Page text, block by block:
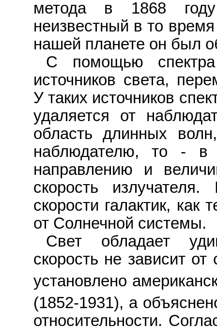
метода в 1868
неизвестный в то
нашей планете он был
С помощью
источников света,
У таких источников
удаляется от
область длинных
наблюдателю, то - в
направлению и
скорость
скорости галактик,
от Солнечной системы.
Свет обладает
скорость не зависит
установлено
(1852-1931), а
относительности.